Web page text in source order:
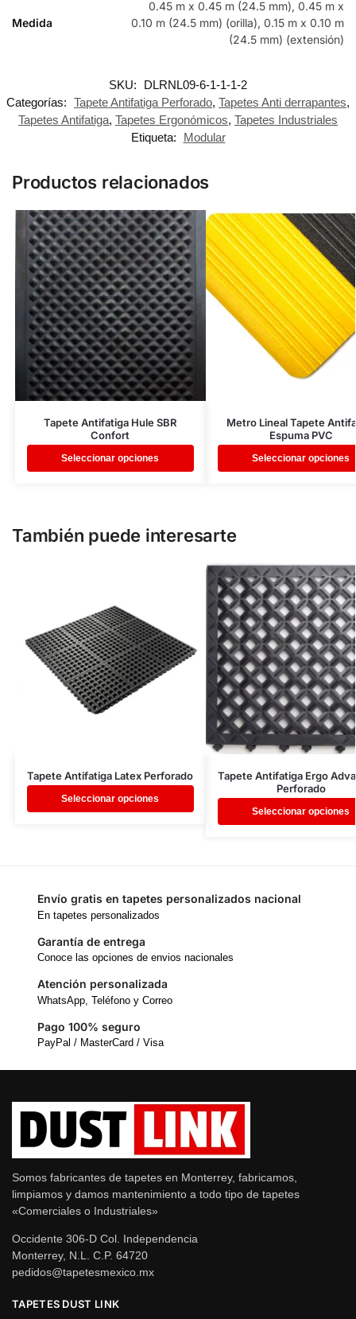
Medida
0.45 m x 0.45 m (24.5 mm), 0.45 m x
0.10 m (24.5 mm) (orilla), 0.15 m x 0.10 m
(24.5 mm) (extensión)
SKU:
DLRNL09-6-1-1-1-2
Categorías: Tapete Antifatiga Perforado, Tapetes Anti derrapantes,
Tapetes Antifatiga, Tapetes Ergonómicos, Tapetes Industriales
Etiqueta:
Modular
Productos relacionados
Tapete Antifatiga Hule SBR
Confort
Seleccionar opciones
Metro Lineal Tapete
Espuma PVC
Seleccionar opciones
También puede interesarte
Tapete Antifatiga Latex Perforado
Seleccionar opciones
Tapete Antifatiga Ergo
Perforado
Seleccionar opciones
Envío gratis en tapetes personalizados nacional
En tapetes personalizados
Garantía de entrega
Conoce las opciones de envios nacionales
Atención personalizada
WhatsApp, Teléfono y Correo
Pago 100% seguro
PayPal / MasterCard / Visa
Somos fabricantes de tapetes en Monterrey, fabricamos,
limpiamos y damos mantenimiento a todo tipo de tapetes
«Comerciales o Industriales»
Occidente 306-D Col. Independencia
Monterrey, N.L. C.P. 64720
pedidos@tapetesmexico.mx
TAPETES DUST LINK